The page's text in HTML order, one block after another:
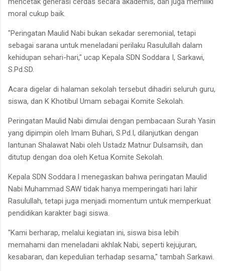
moral cukup baik.
"Peringatan Maulid Nabi bukan sekadar seremonial, tetapi
sebagai sarana untuk meneladani perilaku Rasulullah dalam
kehidupan sehari-hari," ucap Kepala SDN Soddara I, Sarkawi,
S.Pd.SD.
Acara digelar di halaman sekolah tersebut dihadiri seluruh guru,
siswa, dan K Khotibul Umam sebagai Komite Sekolah.
Peringatan Maulid Nabi dimulai dengan pembacaan Surah Yasin
yang dipimpin oleh Imam Buhari, S.Pd.I, dilanjutkan dengan
lantunan Shalawat Nabi oleh Ustadz Matnur Dulsamsih, dan
ditutup dengan doa oleh Ketua Komite Sekolah.
Kepala SDN Soddara l menegaskan bahwa peringatan Maulid
Nabi Muhammad SAW tidak hanya memperingati hari lahir
Rasulullah, tetapi juga menjadi momentum untuk memperkuat
pendidikan karakter bagi siswa.
"Kami berharap, melalui kegiatan ini, siswa bisa lebih
memahami dan meneladani akhlak Nabi, seperti kejujuran,
kesabaran, dan kepedulian terhadap sesama," tambah Sarkawi.